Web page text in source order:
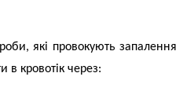
які провокують запалення
в кровотік через: